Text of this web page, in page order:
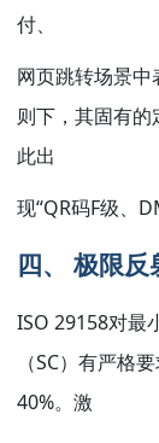
付、
网页跳转场景中
则下，其固有的
此出
现“QR码F级、
四、 极限反
ISO 29158对最
（SC）有严格要
40%。激